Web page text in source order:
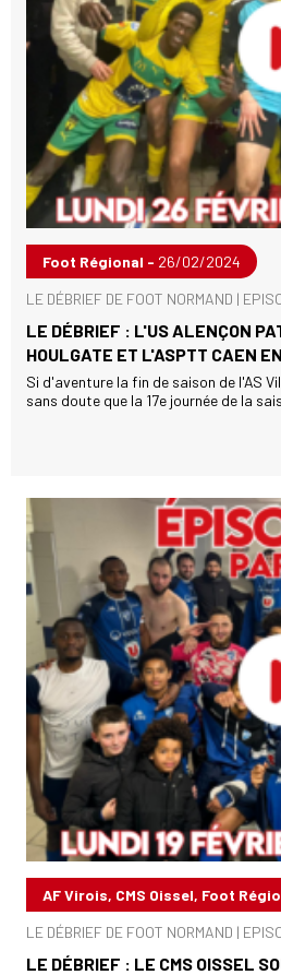
Foot Régional - 26/02/2024
LE DÉBRIEF DE FOOT NORMAND |
LE DÉBRIEF : L'US ALENÇON
HOULGATE ET L'ASPTT CAEN
Si d'aventure la fin de saison de l'AS
sans doute que la 17e journée de la
AF Virois, CMS Oissel, Foot
LE DÉBRIEF DE FOOT NORMAND |
LE DÉBRIEF : LE CMS OISSEL